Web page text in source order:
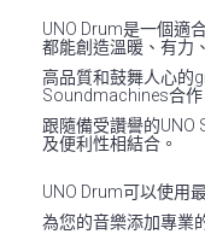
UNO Drum是一個適
都能創造溫暖、有力、
高品質和鼓舞人心的
Soundmachines合作
跟隨備受讚譽的UNO
及便利性相結合。
UNO Drum可以使用
為您的音樂添加專業